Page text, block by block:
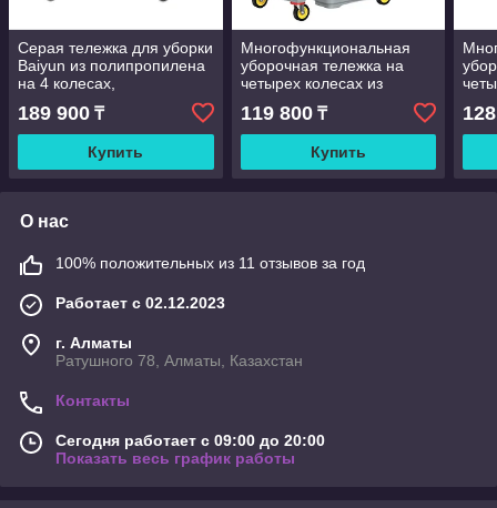
Серая тележка для уборки
Baiyun из полипропилена
на 4 колесах,
грузоподъемность 300
фунтов, для
обслуживание отели
189 900 ₸
Купить
Многофункциональная
уборочная тележка на
четырех колесах из
полипропилена, серая, с
двойным ведром,
отжимом для воды, 4
поворотным
119 800₸
Купить
О нас
100% положительных из 11 отзывов за год
Работает с 02.12.2023
г. Алматы
Ратушного 78, Алматы, Казахстан
Контакты
Сегодня работает с 09:00 до 20:00
Показать весь график работы